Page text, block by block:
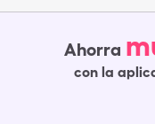
Ahorra
con la